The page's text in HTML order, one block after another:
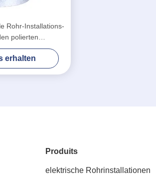
Rohr-Installations-
polierten
erhalten
Produits
elektrische Rohrinstallationen